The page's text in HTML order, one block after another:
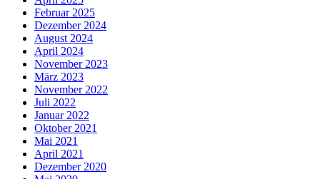
Februar 2025
Dezember 2024
August 2024
April 2024
November 2023
März 2023
November 2022
Juli 2022
Januar 2022
Oktober 2021
Mai 2021
April 2021
Dezember 2020